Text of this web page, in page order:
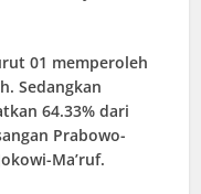
01 memperoleh
Sedangkan
64.33% dari
Prabowo-
Ma’ruf.